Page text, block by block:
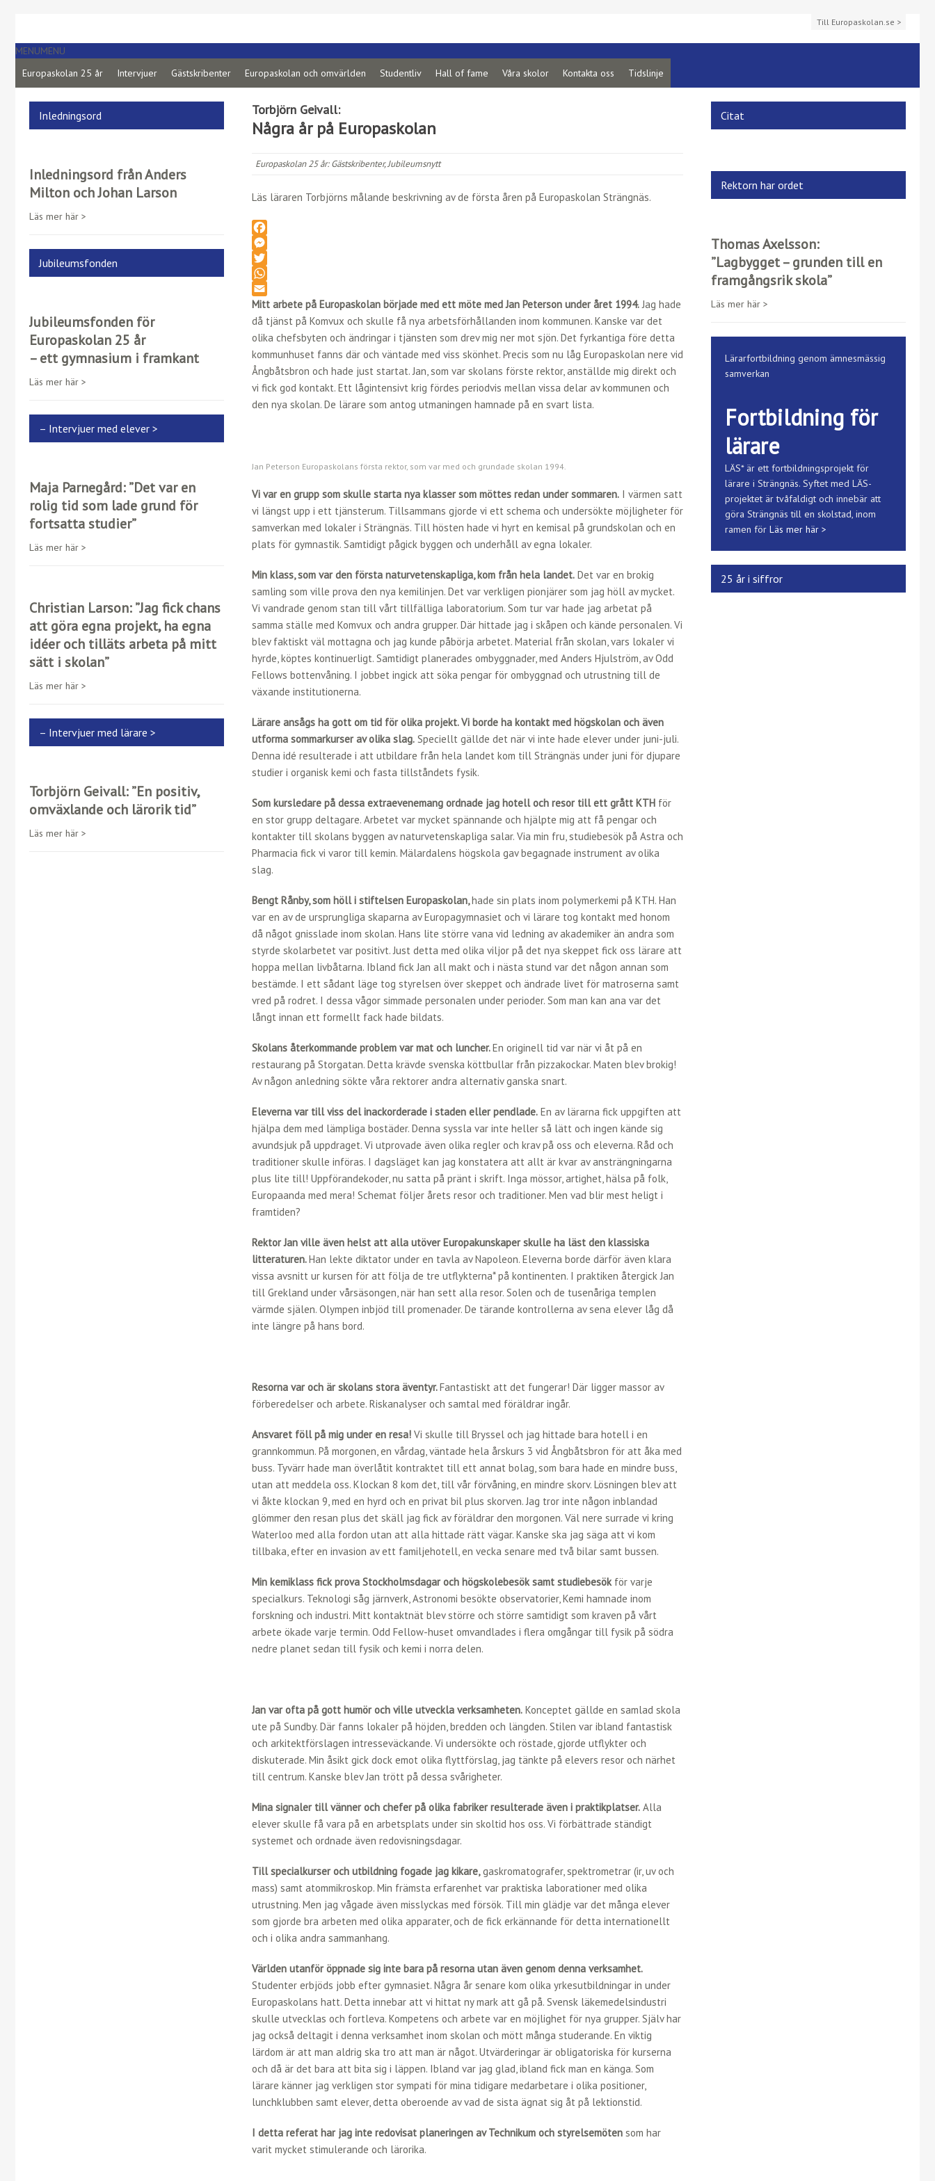
Till Europaskolan.se >
MENUMENU
Europaskolan 25 år
Intervjuer Gästskribenter Europaskolan och omvärlden Studentliv Hall of fame Våra skolor Kontakta oss Tidslinje
Torbjörn Geivall:
Några år på Europaskolan
Europaskolan 25 år:Gästskribenter,Jubileumsnytt
Läs läraren Torbjörns målande beskrivning av de första åren på Europaskolan Strängnäs.
F
a
c
e
b
o
o
k
M
e
s
s
e
n
g
e
T
w
i
t
t
e
r
W
h
a
t
s
A
p
E
m
a
i
l
Mitt arbete på Europaskolan började med ett möte med Jan Peterson under året 1994.Jag hade
då tjänst på Komvux och skulle få nya arbetsförhållanden inom kommunen. Kanske var det
olika chefsbyten och ändringar i tjänsten som drev mig ner mot sjön. Det fyrkantiga före detta
kommunhuset fanns där och väntade med viss skönhet. Precis som nu låg Europaskolan nere vid
Ångbåtsbron och hade just startat. Jan, som var skolans förste rektor, anställde mig direkt och
vi fick god kontakt. Ett lågintensivt krig fördes periodvis mellan vissa delar av kommunen och
den nya skolan. De lärare som antog utmaningen hamnade på en svart lista.
Jan Peterson Europaskolans första rektor, som var med och grundade skolan 1994.
Vi var en grupp som skulle starta nya klasser som möttes redan under sommaren. I värmen satt
vi längst upp i ett tjänsterum. Tillsammans gjorde vi ett schema och undersökte möjligheter för
samverkan med lokaler i Strängnäs. Till hösten hade vi hyrt en kemisal på grundskolan och en
plats för gymnastik. Samtidigt pågick byggen och underhåll av egna lokaler.
Min klass, som var den första naturvetenskapliga, kom från hela landet. Det var en brokig
samling som ville prova den nya kemilinjen. Det var verkligen pionjärer som jag höll av mycket.
Vi vandrade genom stan till vårt tillfälliga laboratorium. Som tur var hade jag arbetat på
samma ställe med Komvux och andra grupper. Där hittade jag i skåpen och kände personalen. Vi
blev faktiskt väl mottagna och jag kunde påbörja arbetet. Material från skolan, vars lokaler vi
hyrde, köptes kontinuerligt. Samtidigt planerades ombyggnader, med Anders Hjulström, av Odd
Fellows bottenvåning. I jobbet ingick att söka pengar för ombyggnad och utrustning till de
växande institutionerna.
Lärare ansågs ha gott om tid för olika projekt. Vi borde ha kontakt med högskolan och även
utforma sommarkurser av olika slag. Speciellt gällde det när vi inte hade elever under juni-juli.
Denna idé resulterade i att utbildare från hela landet kom till Strängnäs under juni för djupare
studier i organisk kemi och fasta tillståndets fysik.
Som kursledare på dessa extraevenemang ordnade jag hotell och resor till ett grått KTH för
en stor grupp deltagare. Arbetet var mycket spännande och hjälpte mig att få pengar och
kontakter till skolans byggen av naturvetenskapliga salar. Via min fru, studiebesök på Astra och
Pharmacia fick vi varor till kemin. Mälardalens högskola gav begagnade instrument av olika
slag.
Bengt Rånby, som höll i stiftelsen Europaskolan,hade sin plats inom polymerkemi på KTH. Han
var en av de ursprungliga skaparna av Europagymnasiet och vi lärare tog kontakt med honom
då något gnisslade inom skolan. Hans lite större vana vid ledning av akademiker än andra som
styrde skolarbetet var positivt. Just detta med olika viljor på det nya skeppet fick oss lärare att
hoppa mellan livbåtarna. Ibland fick Jan all makt och i nästa stund var det någon annan som
bestämde. I ett sådant läge tog styrelsen över skeppet och ändrade livet för matroserna samt
vred på rodret. I dessa vågor simmade personalen under perioder. Som man kan ana var det
långt innan ett formellt fack hade bildats.
Skolans återkommande problem var mat och luncher.En originell tid var när vi åt på en
restaurang på Storgatan. Detta krävde svenska köttbullar från pizzakockar. Maten blev brokig!
Av någon anledning sökte våra rektorer andra alternativ ganska snart.
Eleverna var till viss del inackorderade i staden eller pendlade. En av lärarna fick uppgiften att
hjälpa dem med lämpliga bostäder. Denna syssla var inte heller så lätt och ingen kände sig
avundsjuk på uppdraget. Vi utprovade även olika regler och krav på oss och eleverna. Råd och
traditioner skulle införas. I dagsläget kan jag konstatera att allt är kvar av ansträngningarna
plus lite till! Uppförandekoder, nu satta på pränt i skrift. Inga mössor, artighet, hälsa på folk,
Europaanda med mera! Schemat följer årets resor och traditioner. Men vad blir mest heligt i
framtiden?
Rektor Jan ville även helst att alla utöver Europakunskaper skulle ha läst den klassiska
litteraturen.Han lekte diktator under en tavla av Napoleon. Eleverna borde därför även klara
vissa avsnitt ur kursen för att följa de tre utflykterna* på kontinenten. I praktiken återgick Jan
till Grekland under vårsäsongen, när han sett alla resor. Solen och de tusenåriga templen
värmde själen. Olympen inbjöd till promenader. De tärande kontrollerna av sena elever låg då
inte längre på hans bord.
Resorna var och är skolans stora äventyr.Fantastiskt att det fungerar! Där ligger massor av
förberedelser och arbete. Riskanalyser och samtal med föräldrar ingår.
Ansvaret föll på mig under en resa! Vi skulle till Bryssel och jag hittade bara hotell i en
grannkommun. På morgonen, en vårdag, väntade hela årskurs 3 vid Ångbåtsbron för att åka med
buss. Tyvärr hade man överlåtit kontraktet till ett annat bolag, som bara hade en mindre buss,
utan att meddela oss. Klockan 8 kom det, till vår förvåning, en mindre skorv. Lösningen blev att
vi åkte klockan 9, med en hyrd och en privat bil plus skorven. Jag tror inte någon inblandad
glömmer den resan plus det skäll jag fick av föräldrar den morgonen. Väl nere surrade vi kring
Waterloo med alla fordon utan att alla hittade rätt vägar. Kanske ska jag säga att vi kom
tillbaka, efter en invasion av ett familjehotell, en vecka senare med två bilar samt bussen.
Min kemiklass fick prova Stockholmsdagar och högskolebesök samt studiebesökför varje
specialkurs. Teknologi såg järnverk, Astronomi besökte observatorier, Kemi hamnade inom
forskning och industri. Mitt kontaktnät blev större och större samtidigt som kraven på vårt
arbete ökade varje termin. Odd Fellow-huset omvandlades i flera omgångar till fysik på södra
nedre planet sedan till fysik och kemi i norra delen.
Jan var ofta på gott humör och ville utveckla verksamheten. Konceptet gällde en samlad skola
ute på Sundby. Där fanns lokaler på höjden, bredden och längden. Stilen var ibland fantastisk
och arkitektförslagen intresseväckande. Vi undersökte och röstade, gjorde utflykter och
diskuterade. Min åsikt gick dock emot olika flyttförslag, jag tänkte på elevers resor och närhet
till centrum. Kanske blev Jan trött på dessa svårigheter.
Mina signaler till vänner och chefer på olika fabriker resulterade även i praktikplatser. Alla
elever skulle få vara på en arbetsplats under sin skoltid hos oss. Vi förbättrade ständigt
systemet och ordnade även redovisningsdagar.
Till specialkurser och utbildning fogade jag kikare,gaskromatografer, spektrometrar (ir, uv och
mass) samt atommikroskop. Min främsta erfarenhet var praktiska laborationer med olika
utrustning. Men jag vågade även misslyckas med försök. Till min glädje var det många elever
som gjorde bra arbeten med olika apparater, och de fick erkännande för detta internationellt
och i olika andra sammanhang.
Världen utanför öppnade sig inte bara på resorna utan även genom denna verksamhet.
Studenter erbjöds jobb efter gymnasiet. Några år senare kom olika yrkesutbildningar in under
Europaskolans hatt. Detta innebar att vi hittat ny mark att gå på. Svensk läkemedelsindustri
skulle utvecklas och fortleva. Kompetens och arbete var en möjlighet för nya grupper. Själv har
jag också deltagit i denna verksamhet inom skolan och mött många studerande. En viktig
lärdom är att man aldrig ska tro att man är något. Utvärderingar är obligatoriska för kurserna
och då är det bara att bita sig i läppen. Ibland var jag glad, ibland fick man en känga. Som
lärare känner jag verkligen stor sympati för mina tidigare medarbetare i olika positioner,
lunchklubben samt elever, detta oberoende av vad de sista ägnat sig åt på lektionstid.
I detta referat har jag inte redovisat planeringen av Technikum och styrelsemöten som har
varit mycket stimulerande och lärorika.
Inledningsord
Inledningsord från Anders
Milton och Johan Larson
Läs mer här >
Jubileumsfonden
Jubileumsfonden för
Europaskolan 25 år
– ett gymnasium i framkant
Läs mer här >
– Intervjuer med elever >
Maja Parnegård: ”Det var en
rolig tid som lade grund för
fortsatta studier”
Läs mer här >
Christian Larson: ”Jag fick chans
att göra egna projekt, ha egna
idéer och tilläts arbeta på mitt
sätt i skolan”
Läs mer här >
– Intervjuer med lärare >
Torbjörn Geivall: ”En positiv,
omväxlande och lärorik tid”
Läs mer här >
Citat
Rektorn har ordet
Thomas Axelsson:
”Lagbygget – grunden till en
framgångsrik skola”
Läs mer här >
Lärarfortbildning genom ämnesmässig
samverkan
Fortbildning för
lärare
LÄS* är ett fortbildningsprojekt för
lärare i Strängnäs. Syftet med LÄS-
projektet är tvåfaldigt och innebär att
göra Strängnäs till en skolstad, inom
ramen för Läs mer här >
25 år i siffror